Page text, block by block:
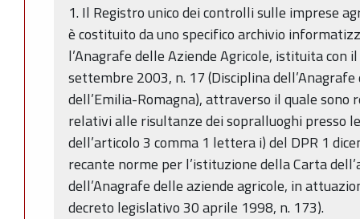
1. Il Registro unico dei controlli sulle imprese
è costituito da uno specifico archivio
l’Anagrafe delle Aziende Agricole, istituita con
settembre 2003, n. 17 (Disciplina
dell’Emilia-Romagna), attraverso il quale sono
relativi alle risultanze dei sopralluoghi presso
dell’articolo 3 comma 1 lettera i) del DPR 1
recante norme per l’istituzione della Carta
dell’Anagrafe delle aziende agricole, in
decreto legislativo 30 aprile 1998, n. 173).